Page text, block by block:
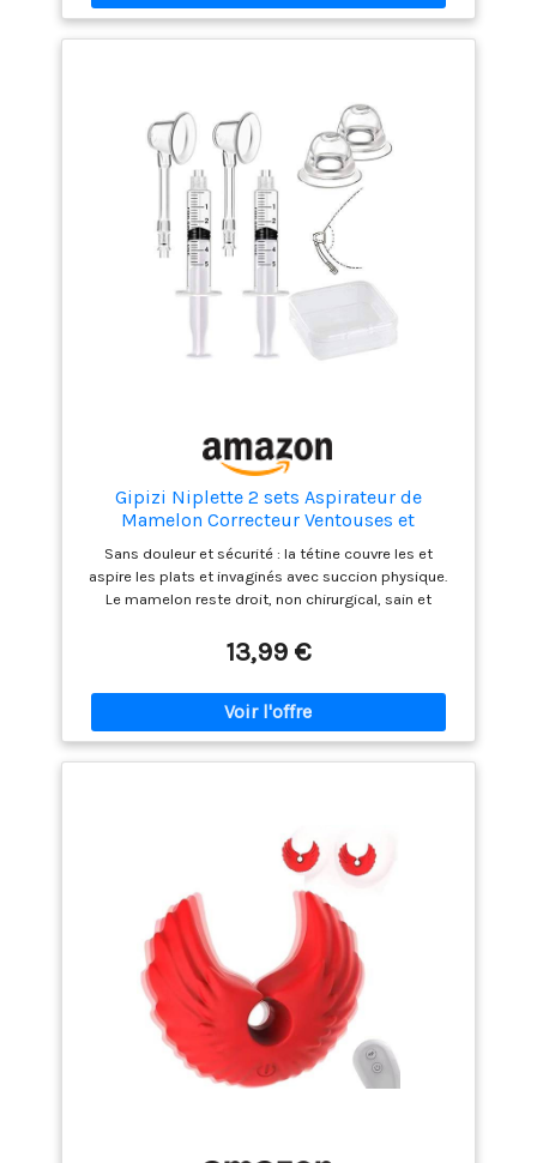
plaisir et douleur, ralentissent la circulation sanguine
et rendent les tétons extrêmement sensibles à toute
fantaisie et d'aventure à votre vie sexuelle. Emballage
discret : pour protéger votre vie privée, notre
emballage ne révèle pas le contenu du colis.
Gipizi Niplette 2 sets Aspirateur de
Mamelon Correcteur Ventouses et
Extracteurs de tétons Inversés Pour Plats
Sans douleur et sécurité : la tétine couvre les et
aspire les plats et invaginés avec succion physique.
Le mamelon reste droit, non chirurgical, sain et
la crème ou de la colle pour plus de soutien et de
confort, puis couvrez les , ajustez la pression au
mieux pour vous, utilisez la pompe pour aspirer
lentement le mamelon. Matériaux de haute qualité : le
correcteur de mamelon est fabriqué en silicone
souple de haute qualité, sans charge pour la peau
n'affecte pas l'apparence après utilisation lorsque
vous portez un soutien-gorge ample et d'autres
vêtements. Remarque : il faut quelques semaines
pour obtenir les meilleurs résultats. Si vous avez des
questions, n'hésitez pas à nous contacter. Tout peut
être résolu plus facilement grâce à la
communication.
13,99 €